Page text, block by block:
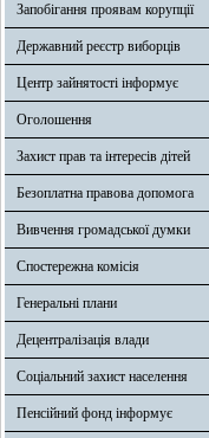
Запобігання проявам корупції
Державний реєстр виборців
Центр зайнятості інформує
Оголошення
Захист прав та інтересів дітей
Безоплатна правова допомога
Вивчення громадської думки
Спостережна комісія
Генеральні плани
Децентралізація влади
Соціальний захист населення
Пенсійний фонд інформує